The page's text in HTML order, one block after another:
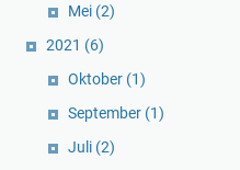
Mei (2)
2021 (6)
Oktober (1)
September (1)
Juli (2)